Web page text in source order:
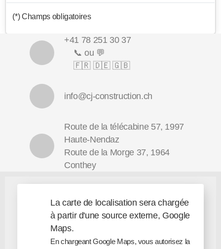
(*) Champs obligatoires
+41 78 251 30 37
📞 ou 💬
🇫🇷 🇩🇪 🇬🇧
info@cj-construction.ch
Route de la télécabine 57, 1997
Haute-Nendaz
Route de la Morge 37, 1964
Conthey
La carte de localisation sera chargée
à partir d'une source externe, Google
Maps.
En chargeant Google Maps, vous autorisez la